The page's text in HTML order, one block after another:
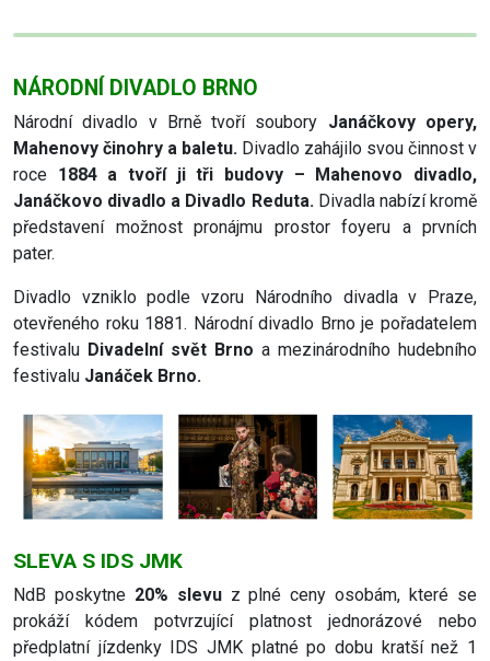
NÁRODNÍ DIVADLO BRNO
Národní divadlo v Brně tvoří soubory Janáčkovy opery,
Mahenovy činohry a baletu. Divadlo zahájilo svou činnost v
roce 1884 a tvoří ji tři budovy – Mahenovo divadlo,
Janáčkovo divadlo a Divadlo Reduta.Divadla nabízí kromě
představení možnost pronájmu prostor foyeru a prvních
pater.
Divadlo vzniklo podle vzoru Národního divadla v Praze,
otevřeného roku 1881. Národní divadlo Brno je pořadatelem
festivalu Divadelní svět Brno a mezinárodního hudebního
festivalu Janáček Brno.
SLEVA S IDS JMK
NdB poskytne 20% slevu z plné ceny osobám, které se
prokáží kódem potvrzující platnost jednorázové nebo
předplatní jízdenky IDS JMK platné po dobu kratší než 1